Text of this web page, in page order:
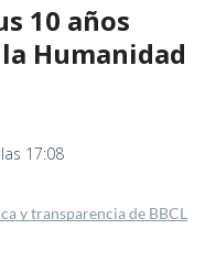
10 años
Humanidad
17:08
y transparencia de BBCL